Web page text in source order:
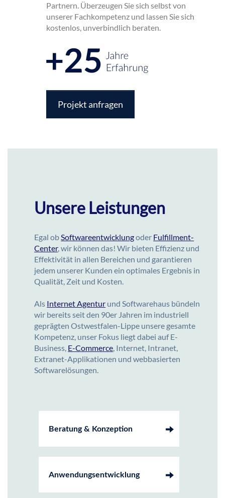
Partnern. Überzeugen Sie sich selbst von
unserer Fachkompetenz und lassen Sie sich
kostenlos, unverbindlich beraten.
Projekt anfragen
Unsere Leistungen
Egal obSoftwareentwicklungoder Fulfillment-
Center, wir können das! Wir bieten Effizienz und
Effektivität in allen Bereichen und garantieren
jedem unserer Kunden ein optimales Ergebnis in
Qualität, Zeit und Kosten.
Als Internet Agentur und Softwarehaus bündeln
wir bereits seit den 90er Jahren im industriell
geprägten Ostwestfalen-Lippe unsere gesamte
Kompetenz, unser Fokus liegt dabei auf E-
Business, E-Commerce, Internet, Intranet,
Extranet-Applikationen und webbasierten
Softwarelösungen.
Beratung & Konzeption
Anwendungsentwicklung